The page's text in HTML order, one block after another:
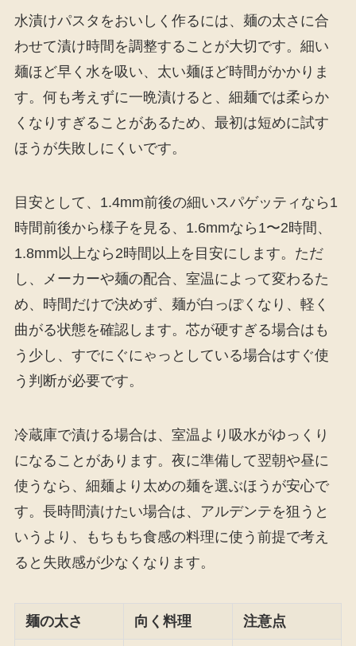
水漬けパスタをおいしく作るには、麺の太さに合
わせて漬け時間を調整することが大切です。細い
麺ほど早く水を吸い、太い麺ほど時間がかかりま
す。何も考えずに一晩漬けると、細麺では柔らか
くなりすぎることがあるため、最初は短めに試す
ほうが失敗しにくいです。
目安として、1.4mm前後の細いスパゲッティなら1
時間前後から様子を見る、1.6mmなら1〜2時間、
1.8mm以上なら2時間以上を目安にします。ただ
し、メーカーや麺の配合、室温によって変わるた
め、時間だけで決めず、麺が白っぽくなり、軽く
曲がる状態を確認します。芯が硬すぎる場合はも
う少し、すでにぐにゃっとしている場合はすぐ使
う判断が必要です。
冷蔵庫で漬ける場合は、室温より吸水がゆっくり
になることがあります。夜に準備して翌朝や昼に
使うなら、細麺より太めの麺を選ぶほうが安心で
す。長時間漬けたい場合は、アルデンテを狙うと
いうより、もちもち食感の料理に使う前提で考え
ると失敗感が少なくなります。
麺の太さ 向く料理 注意点